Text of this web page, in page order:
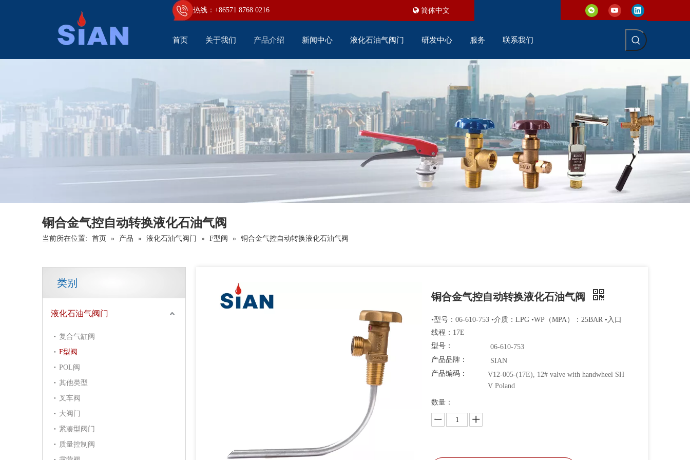
热线：+86571 8768 0216 简体中文
首页 关于我们 产品介绍 新闻中心 液化石油气阀门 研发中心 服务 联系我们
铜合金气控自动转换液化石油气阀
当前所在位置: 首页 » 产品 » 液化石油气阀门 » F型阀 » 铜合金气控自动转换液化石油气阀
类别
液化石油气阀门
复合气缸阀
F型阀
POL阀
其他类型
叉车阀
大阀门
紧凑型阀门
质量控制阀
铜合金气控自动转换液化石油气阀
•型号：06-610-753 •介质：LPG •WP（MPA）：25BAR •入口
线程：17E
型号：
06-610-753
产品品牌：
SIAN
产品编码：
V12-005-(17E), 12# valve with handwheel SH
V Poland
数量：